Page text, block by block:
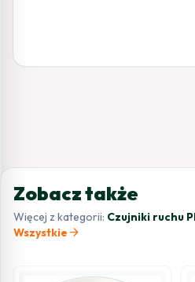
Zobacz także
Więcej z kategorii: Czujniki ruchu
Wszystkie arrow_forward